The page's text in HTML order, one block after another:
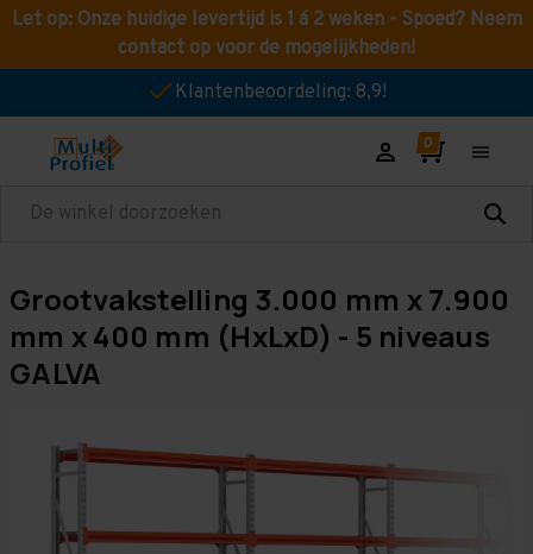
Let op: Onze huidige levertijd is 1 á 2 weken - Spoed? Neem
contact op voor de mogelijkheden!
Klantenbeoordeling: 8,9!
Zoeken
Grootvakstelling 3.000 mm x 7.900
mm x 400 mm (HxLxD) - 5 niveaus
GALVA